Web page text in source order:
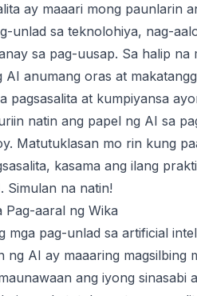
ay maaari mong paunlarin
unlad sa teknolohiya, nag-
sa pag-uusap. Sa halip
AI anumang oras at
pagsasalita at kumpiyansa
natin ang papel ng AI sa
Matutuklasan mo rin kung
kasama ang ilang
Simulan na natin!
Pag-aaral ng Wika
mga pag-unlad sa artificial
ng AI ay maaaring magsilbing
ang iyong sinasabi